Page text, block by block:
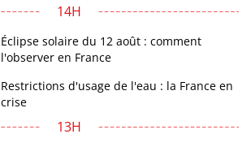
14H
Éclipse solaire du 12 août : comment
l'observer en France
Restrictions d'usage de l'eau : la France en
crise
13H